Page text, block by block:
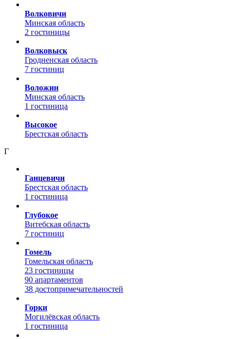
Волковичи
Минская область
2 гостиницы
Волковыск
Гродненская область
7 гостиниц
Воложин
Минская область
1 гостиница
Высокое
Брестская область
Г
Ганцевичи
Брестская область
1 гостиница
Глубокое
Витебская область
7 гостиниц
Гомель
Гомельская область
23 гостиницы
90 апартаментов
38 достопримечательностей
Горки
Могилёвская область
1 гостиница